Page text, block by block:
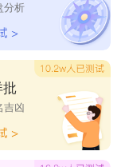
有概念，经常冲
财观念方面，二
比较固执倔强，
撞了南墙也不会
。属牛男也会
都有些不爽不
分析
批
吉凶